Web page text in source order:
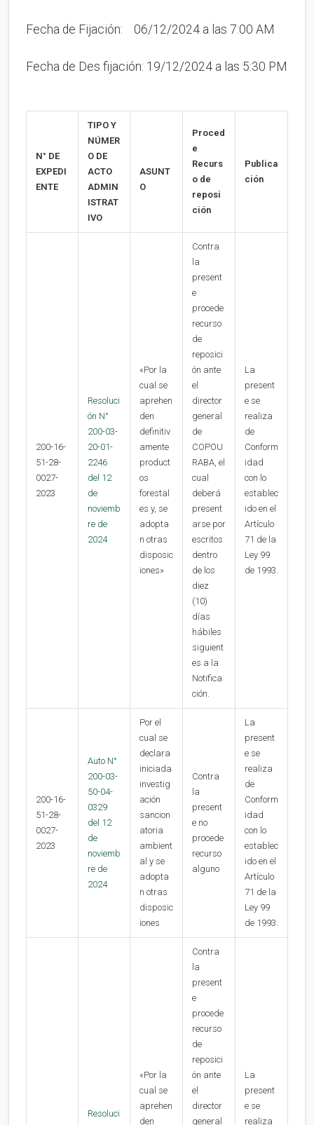
Fecha de Fijación: 06/12/2024 a las 7:00 AM
Fecha de Des fijación: 19/12/2024 a las 5:30 PM
N° DE
EXPEDI
ENTE
TIPO Y
NÚMER
O DE
ACTO
ADMIN
ISTRAT
IVO
ASUNT
O
Proced
e
Recurs
o de
reposi
ción
Publica
ción
200-16-
51-28-
0027-
2023
Resoluci
ón N°
200-03-
20-01-
2246
del 12
de
noviemb
re de
2024
«Por la
cual se
aprehen
den
definitiv
amente
product
os
forestal
es y, se
adopta
n otras
disposic
iones»
Contra
la
present
e
procede
recurso
de
reposici
ón ante
el
director
general
de
COPOU
RABA, el
cual
deberá
present
arse por
escritos
dentro
de los
diez
(10)
días
hábiles
siguient
es a la
Notifica
ción.
La
present
e se
realiza
de
Conform
idad
con lo
establec
ido en el
Artículo
71 de la
Ley 99
de 1993.
200-16-
51-28-
0027-
2023
Auto N°
200-03-
50-04-
0329
del 12
de
noviemb
re de
2024
Por el
cual se
declara
iniciada
investig
ación
sancion
atoria
ambient
al y se
adopta
n otras
disposic
iones
Contra
la
present
e no
procede
recurso
alguno
La
present
e se
realiza
de
Conform
idad
con lo
establec
ido en el
Artículo
71 de la
Ley 99
de 1993.
Resoluci
«Por la
cual se
aprehen
den
Contra
la
present
e
procede
recurso
de
reposici
ón ante
el
director
general
La
present
e se
realiza